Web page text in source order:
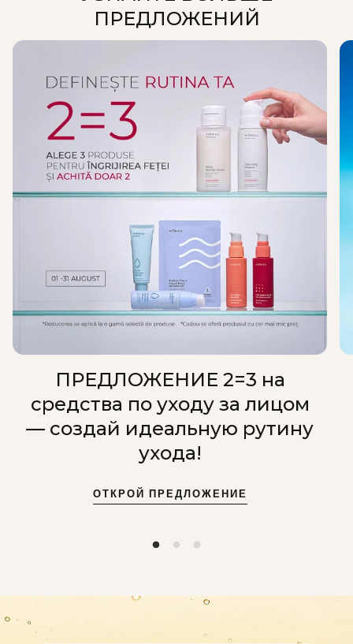
ПРЕДЛОЖЕНИЙ
ПРЕДЛОЖЕНИЕ 2=3 на
средства по уходу за лицом
— создай идеальную рутину
ухода!
ОТКРОЙ ПРЕДЛОЖЕНИЕ